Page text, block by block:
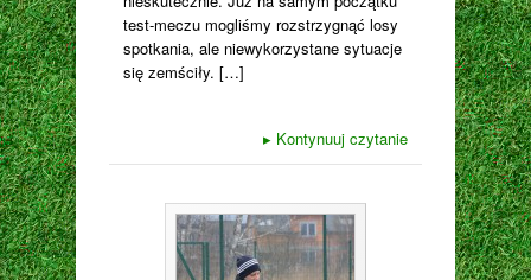
test-meczu mogliśmy rozstrzygnąć losy
spotkania, ale niewykorzystane sytuacje
się zemściły. […]
▸ Kontynuuj czytanie